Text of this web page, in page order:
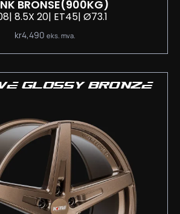
BRONSE(900KG)
| 8.5X 20| ET45| Ø73.1
kr4,490 eks. mva.
GLOSSY BRONZE